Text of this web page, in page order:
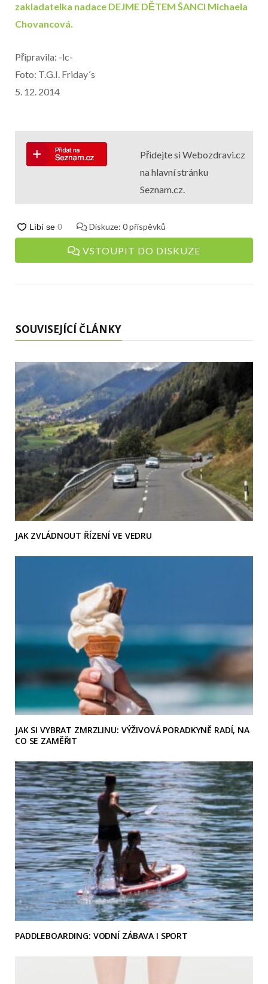
zakladatelka nadace DEJME DĚTEM ŠANCI Michaela
Chovancová.
Připravila: -lc-
Foto: T.G.I. Friday´s
5. 12. 2014
Přidejte si Webozdravi.cz
na hlavní stránku
Seznam.cz.
Diskuze: 0příspěvků
VSTOUPIT DO DISKUZE
SOUVISEJÍCÍ ČLÁNKY
JAK ZVLÁDNOUT ŘÍZENÍ VE VEDRU
JAK SI VYBRAT ZMRZLINU: VÝŽIVOVÁ PORADKYNĚ RADÍ, NA
CO SE ZAMĚŘIT
PADDLEBOARDING: VODNÍ ZÁBAVA I SPORT